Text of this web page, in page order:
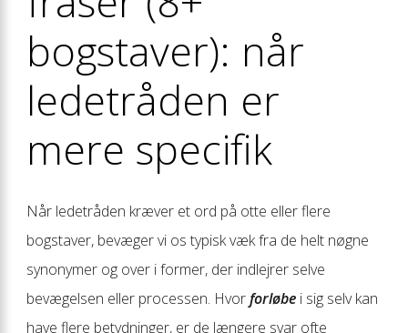
bogstaver): når
ledetråden er
mere specifik
Når ledetråden kræver et ord på otte eller flere
bogstaver, bevæger vi os typisk væk fra de helt nøgne
synonymer og over i former, der indlejrer selve
bevægelsen eller processen. Hvorforløbe i sig selv kan
have flere betydninger, er de længere svar ofte